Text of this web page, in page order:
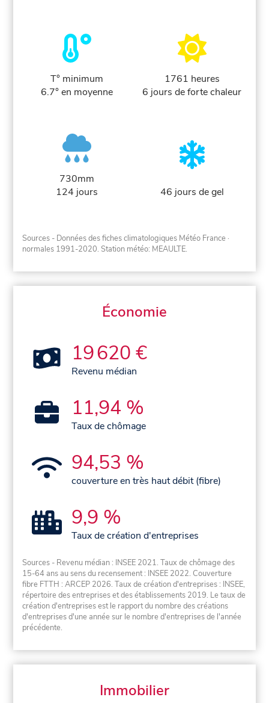
T° minimum
6.7° en moyenne
1761 heures
6 jours de forte chaleur
730mm
124 jours
46 jours de gel
Sources - Données des fiches climatologiques Météo France ·
normales 1991-2020. Station météo: MEAULTE.
Économie
19 620 €
Revenu médian
11,94 %
Taux de chômage
94,53 %
couverture en très haut débit (fibre)
9,9 %
Taux de création d'entreprises
Sources - Revenu médian : INSEE 2021. Taux de chômage des
15-64 ans au sens du recensement : INSEE 2022. Couverture
fibre FTTH : ARCEP 2026. Taux de création d'entreprises : INSEE,
répertoire des entreprises et des établissements 2019. Le taux de
création d'entreprises est le rapport du nombre des créations
d'entreprises d'une année sur le nombre d'entreprises de l'année
précédente.
Immobilier